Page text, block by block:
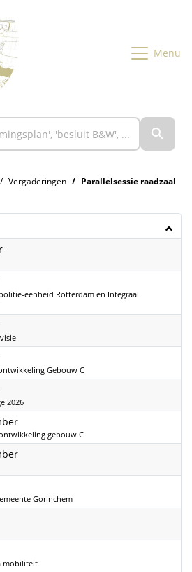
Menu
Vergaderingen Parallelsessie raadzaal
2026
eenheid Rotterdam en Integraal
Gebouw C
2026
2026
gebouw C
2026
Gorinchem
mobiliteit